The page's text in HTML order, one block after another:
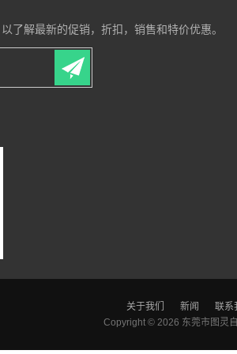
了解最新的促销，折扣，销售和特价优惠。
关于我们 新闻
联系
Copyright © 2026 东莞市图灵